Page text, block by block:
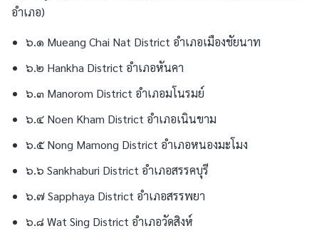
อำเภอ)
๖.๑ Mueang Chai Nat District อำเภอเมืองชัยนาท
๖.๒ Hankha District อำเภอหันคา
๖.๓ Manorom District อำเภอมโนรมย์
๖.๔ Noen Kham District อำเภอเนินขาม
๖.๕ Nong Mamong District อำเภอหนองมะโมง
๖.๖ Sankhaburi District อำเภอสรรคบุรี
๖.๗ Sapphaya District อำเภอสรรพยา
๖.๘ Wat Sing District อำเภอวัดสิงห์